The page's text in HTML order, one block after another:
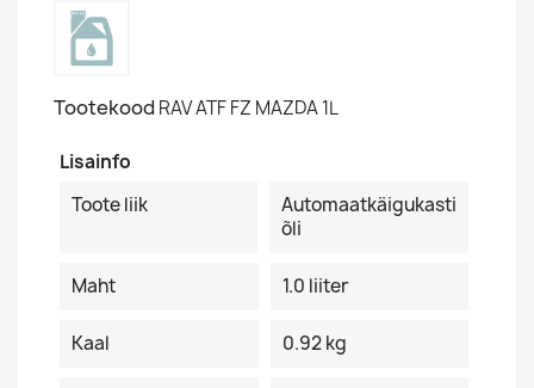
Tootekood RAV ATF FZ MAZDA 1L
Lisainfo
Toote liik
Automaatkäigukasti
õli
Maht 1.0 liiter
Kaal 0.92 kg